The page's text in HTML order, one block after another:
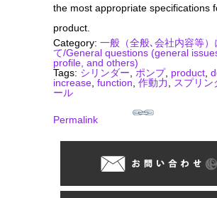
the most appropriate specifications
product.
Category: 一般（全般､会社内容等）
て/General questions (general
profile, and others)
Tags: シリンダー ポンプ, product
increase function 作動力 スプリン
ール
Permalink